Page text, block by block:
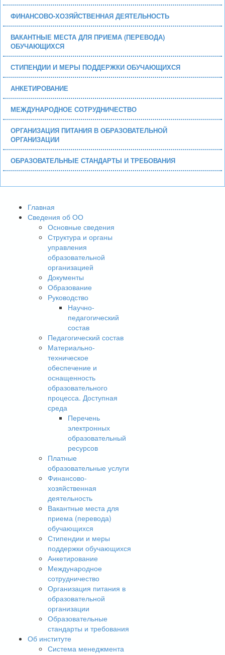
ФИНАНСОВО-ХОЗЯЙСТВЕННАЯ ДЕЯТЕЛЬНОСТЬ
ВАКАНТНЫЕ МЕСТА ДЛЯ ПРИЕМА (ПЕРЕВОДА)
ОБУЧАЮЩИХСЯ
СТИПЕНДИИ И МЕРЫ ПОДДЕРЖКИ ОБУЧАЮЩИХСЯ
АНКЕТИРОВАНИЕ
МЕЖДУНАРОДНОЕ СОТРУДНИЧЕСТВО
ОРГАНИЗАЦИЯ ПИТАНИЯ В ОБРАЗОВАТЕЛЬНОЙ
ОРГАНИЗАЦИИ
ОБРАЗОВАТЕЛЬНЫЕ СТАНДАРТЫ И ТРЕБОВАНИЯ
Главная
Сведения об ОО
Основные сведения
Структура и органы
управления
образовательной
организацией
Документы
Образование
Руководство
Научно-
педагогический
состав
Педагогический состав
Материально-
техническое
обеспечение и
оснащенность
образовательного
процесса. Доступная
среда
Перечень
электронных
образовательный
ресурсов
Платные
образовательные услуги
Финансово-
хозяйственная
деятельность
Вакантные места для
приема (перевода)
обучающихся
Стипендии и меры
поддержки обучающихся
Анкетирование
Международное
сотрудничество
Организация питания в
образовательной
организации
Образовательные
стандарты и требования
Об институте
Система менеджмента